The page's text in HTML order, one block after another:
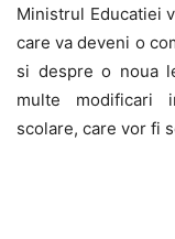
Ministrul Educatiei
care va deveni o
si despre o noua
multe modificari
scolare, care vor fi